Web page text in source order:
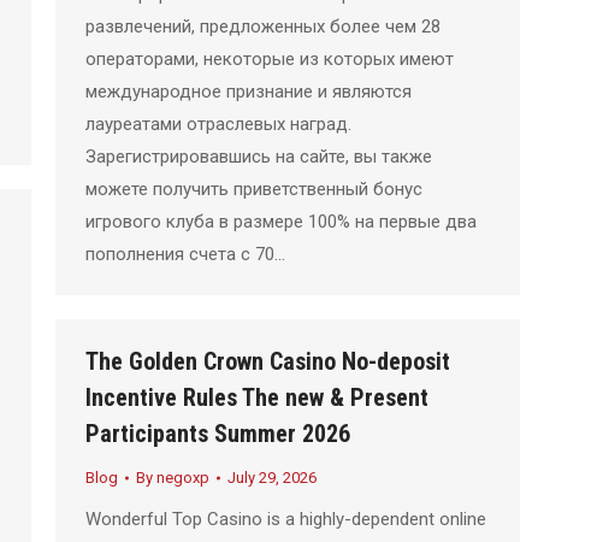
развлечений, предложенных более чем 28
операторами, некоторые из которых имеют
международное признание и являются
лауреатами отраслевых наград.
Зарегистрировавшись на сайте, вы также
можете получить приветственный бонус
игрового клуба в размере 100% на первые два
пополнения счета с 70…
The Golden Crown Casino No-deposit
Incentive Rules The new & Present
Participants Summer 2026
Blog By negoxp July 29, 2026
Wonderful Top Casino is a highly-dependent online